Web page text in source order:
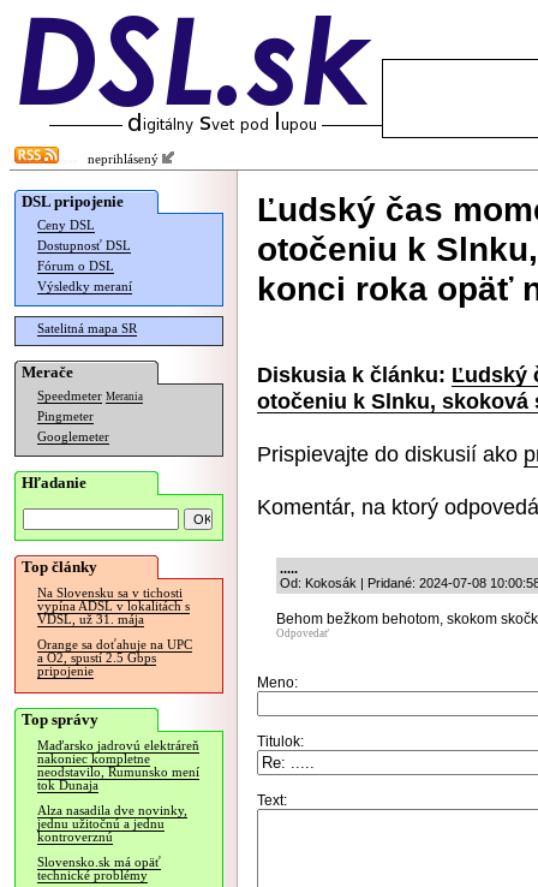
neprihlásený
DSL pripojenie
Ceny DSL
Dostupnosť DSL
Fórum o DSL
Výsledky meraní
Satelitná mapa SR
Merače
Speedmeter Merania
Pingmeter
Googlemeter
Hľadanie
Top články
Na Slovensku sa v tichosti
vypína ADSL v lokalitách s
VDSL, už 31. mája
Orange sa doťahuje na UPC
a O2, spustí 2.5 Gbps
pripojenie
Top správy
Maďarsko jadrovú elektráreň
nakoniec kompletne
neodstavilo, Rumunsko mení
tok Dunaja
Alza nasadila dve novinky,
jednu užitočnú a jednu
kontroverznú
Slovensko.sk má opäť
technické problémy
Ľudský čas
otočeniu k
konci roka opäť
Diskusia k článku: Ľudský
otočeniu k Slnku,
Prispievajte do diskusií ako
Komentár, na ktorý
.....
Od: Kokosák | Pridané: 2024-07-08
Behom bežkom behotom, skokom
Odpovedať
Meno:
Titulok:
Text: